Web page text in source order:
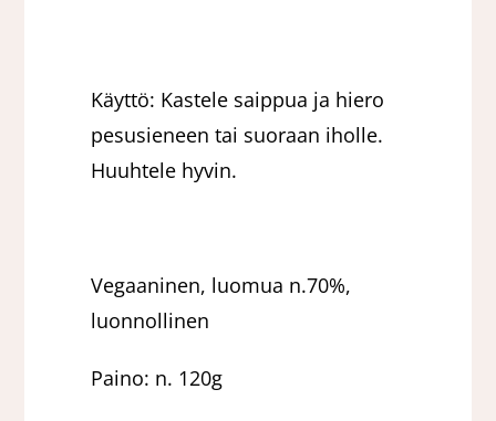
Käyttö: Kastele saippua ja hiero
pesusieneen tai suoraan iholle.
Huuhtele hyvin.
Vegaaninen, luomua n.70%,
luonnollinen
Paino: n. 120g